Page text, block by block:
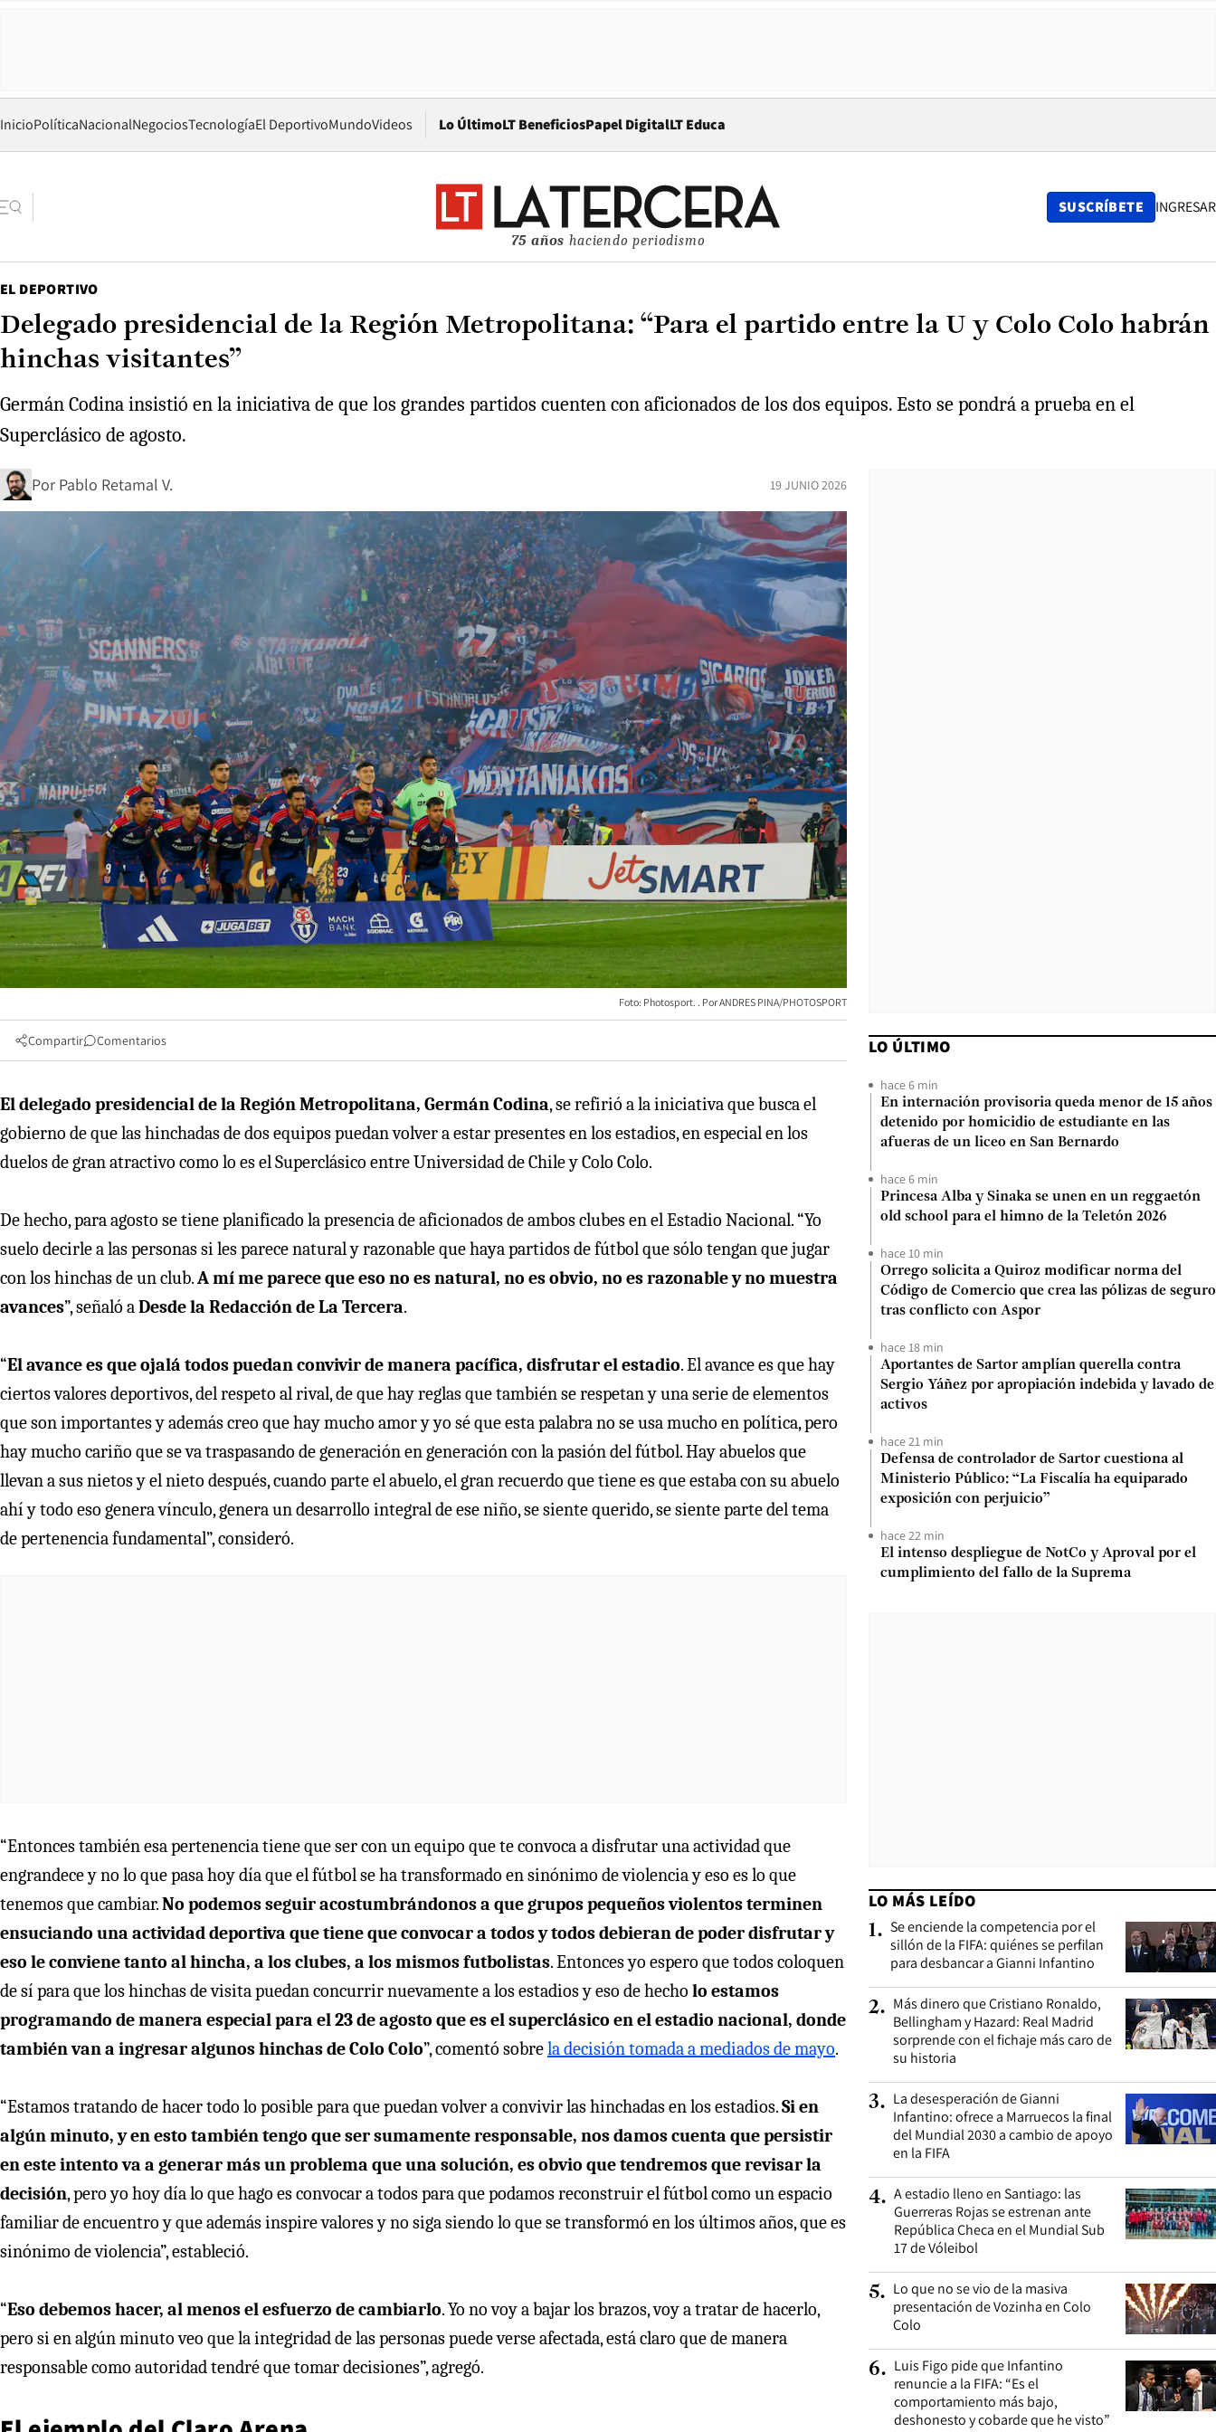
InicioPolíticaNacionalNegociosTecnologíaEl DeportivoMundoVideos Lo ÚltimoLT BeneficiosPapel DigitalOpens in new window
LT Educa
75 años haciendo periodismo
SUSCRÍBETE INGRESAR
EL DEPORTIVO
Delegado presidencial de la Región Metropolitana: “Para el partido entre la U y Colo Colo habrán
hinchas visitantes”
Germán Codina insistió en la iniciativa de que los grandes partidos cuenten con aficionados de los dos equipos. Esto se pondrá a prueba en el
Superclásico de agosto.
Por Pablo Retamal V. 19 JUNIO 2026
Foto: Photosport. ANDRES PINA/PHOTOSPORT
Compartir Comentarios
El delegado presidencial de la Región Metropolitana, Germán Codina, se refirió a la iniciativa que busca el
gobierno de que las hinchadas de dos equipos puedan volver a estar presentes en los estadios, en especial en los
duelos de gran atractivo como lo es el Superclásico entre Universidad de Chile y Colo Colo.
De hecho, para agosto se tiene planificado la presencia de aficionados de ambos clubes en el Estadio Nacional. “Yo
suelo decirle a las personas si les parece natural y razonable que haya partidos de fútbol que sólo tengan que jugar
con los hinchas de un club.A mí me parece que eso no es natural, no es obvio, no es razonable y no muestra
avances”, señaló aDesde la Redacción de La Tercera.
“El avance es que ojalá todos puedan convivir de manera pacífica, disfrutar el estadio. El avance es que hay
ciertos valores deportivos, del respeto al rival, de que hay reglas que también se respetan y una serie de elementos
que son importantes y además creo que hay mucho amor y yo sé que esta palabra no se usa mucho en política, pero
hay mucho cariño que se va traspasando de generación en generación con la pasión del fútbol. Hay abuelos que
llevan a sus nietos y el nieto después, cuando parte el abuelo, el gran recuerdo que tiene es que estaba con su abuelo
ahí y todo eso genera vínculo, genera un desarrollo integral de ese niño, se siente querido, se siente parte del tema
de pertenencia fundamental”, consideró.
“Entonces también esa pertenencia tiene que ser con un equipo que te convoca a disfrutar una actividad que
engrandece y no lo que pasa hoy día que el fútbol se ha transformado en sinónimo de violencia y eso es lo que
tenemos que cambiar.No podemos seguir acostumbrándonos a que grupos pequeños violentos terminen
ensuciando una actividad deportiva que tiene que convocar a todos y todos debieran de poder disfrutar y
eso le conviene tanto al hincha, a los clubes, a los mismos futbolistas. Entonces yo espero que todos coloquen
de sí para que los hinchas de visita puedan concurrir nuevamente a los estadios y eso de hecho lo estamos
programando de manera especial para el 23 de agosto que es el superclásico en el estadio nacional, donde
también van a ingresar algunos hinchas de Colo Colo”, comentó sobrela decisión tomada a mediados de mayo.
“Estamos tratando de hacer todo lo posible para que puedan volver a convivir las hinchadas en los estadios.Si en
algún minuto, y en esto también tengo que ser sumamente responsable, nos damos cuenta que persistir
en este intento va a generar más un problema que una solución, es obvio que tendremos que revisar la
decisión, pero yo hoy día lo que hago es convocar a todos para que podamos reconstruir el fútbol como un espacio
familiar de encuentro y que además inspire valores y no siga siendo lo que se transformó en los últimos años, que es
sinónimo de violencia”, estableció.
“Eso debemos hacer, al menos el esfuerzo de cambiarlo. Yo no voy a bajar los brazos, voy a tratar de hacerlo,
pero si en algún minuto veo que la integridad de las personas puede verse afectada, está claro que de manera
responsable como autoridad tendré que tomar decisiones”, agregó.
LO ÚLTIMO
hace 6 min
En internación provisoria queda menor de 15 años
detenido por homicidio de estudiante en las
afueras de un liceo en San Bernardo
hace 6 min
Princesa Alba y Sinaka se unen en un reggaetón
old school para el himno de la Teletón 2026
hace 10 min
Orrego solicita a Quiroz modificar norma del
Código de Comercio que crea las pólizas de seguro
tras conflicto con Aspor
hace 18 min
Aportantes de Sartor amplían querella contra
Sergio Yáñez por apropiación indebida y lavado de
activos
hace 21 min
Defensa de controlador de Sartor cuestiona al
Ministerio Público: “La Fiscalía ha equiparado
exposición con perjuicio”
hace 22 min
El intenso despliegue de NotCo y Aproval por el
cumplimiento del fallo de la Suprema
LO MÁS LEÍDO
1. Se enciende la competencia por el
sillón de la FIFA: quiénes se perfilan
para desbancar a Gianni Infantino
2. Más dinero que Cristiano Ronaldo,
Bellingham y Hazard: Real Madrid
sorprende con el fichaje más caro de
su historia
3. La desesperación de Gianni
Infantino: ofrece a Marruecos la final
del Mundial 2030 a cambio de apoyo
en la FIFA
4. A estadio lleno en Santiago: las
Guerreras Rojas se estrenan ante
República Checa en el Mundial Sub
17 de Vóleibol
5. Lo que no se vio de la masiva
presentación de Vozinha en Colo
Colo
6. Luis Figo pide que Infantino
renuncie a la FIFA: “Es el
comportamiento más bajo,
deshonesto y cobarde que he visto”